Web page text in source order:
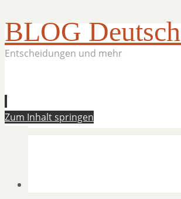
BLOG
Entscheidungen und mehr
Zum Inhalt springen